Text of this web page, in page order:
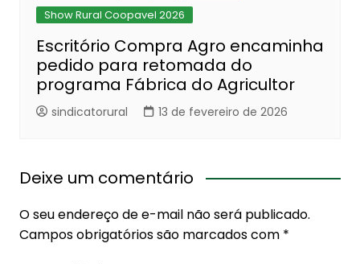
Show Rural Coopavel 2026
Escritório Compra Agro encaminha
pedido para retomada do
programa Fábrica do Agricultor
sindicatorural 13 de fevereiro de 2026
Deixe um comentário
O seu endereço de e-mail não será publicado.
Campos obrigatórios são marcados com *